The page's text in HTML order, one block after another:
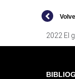
2022 El